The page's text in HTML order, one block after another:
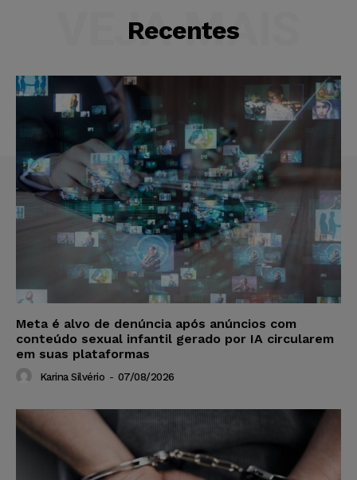
Recentes
VEJA MAIS
Meta é alvo de denúncia após anúncios com
conteúdo sexual infantil gerado por IA circularem
em suas plataformas
Karina Silvério - 07/08/2026